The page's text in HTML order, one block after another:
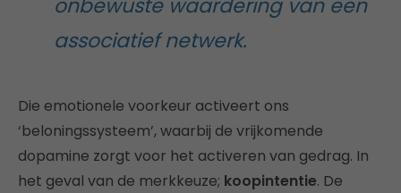
associatief netwerk.
Die emotionele voorkeur activeert ons
‘beloningssysteem’, waarbij de vrijkomende
dopamine zorgt voor het activeren van gedrag. In
het geval van de merkkeuze; koopintentie. De